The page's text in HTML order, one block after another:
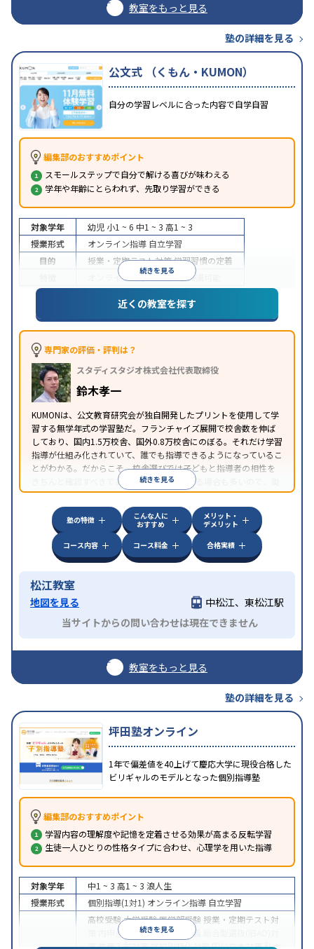
教室をもっと見る
塾の詳細を見る
公文式 （くもん・KUMON）
自分の学習レベルに合った内容で自学自習
編集部のおすすめポイント
スモールステップで自分で解ける喜びが味わえる
学年や年齢にとらわれず、先取り学習ができる
続きを見る
対象学年 幼児 小1 ~ 6 中1 ~ 3 高1 ~ 3
授業形式
オンライン指導 自立学習
目的
授業・定期テスト対策学習習慣の定着
オンライン対応1科目から受講可能
近くの教室を探す
専門家の評価・評判は？
スタディスタジオ株式会社代表取締役
鈴木孝一
KUMONは、公文教育研究会が独自開発したプリントを使用して学
習する無学年式の学習塾だ。フランチャイズ展開で校舎数を伸ば
しており、国内1.5万校舎、国外0.8万校舎にのぼる。それだけ学習
指導が仕組み化されていて、誰でも指導できるようになっているこ
とがわかる。だからこそ、校舎選びでは子どもと指導者の相性を
きちんと確認すべきである。近所に2校舎ある場合も多いので、両
方見学してみることをオススメする。
続きを見る
塾の特徴
こんな人に
おすすめ
メリット・
デメリット
コース内容
コース料金 合格実績
松江教室
地図を見る
中松江、東松江駅
当サイトからの問い合わせは現在できません
教室をもっと見る
塾の詳細を見る
坪田塾オンライン
1年で偏差値を40上げて慶応大学に現役合格した
ビリギャルのモデルとなった個別指導塾
編集部のおすすめポイント
学習内容の理解度や記憶を定着させる効果が高まる反転学習
生徒一人ひとりの性格タイプに合わせ、心理学を用いた指導
続きを見る
対象学年 中1 ~ 3 高1 ~ 3 浪人生
授業形式
個別指導(1対1) オンライン指導 自立学習
高校受験大学受験医学部受験 授業・定期テスト対
内申点対策学習習慣の定着
策推薦入試対策学校別特化対策国公立大対策私大